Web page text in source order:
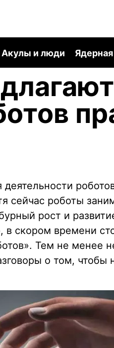
Акулы и люди
сейчас роботы
рост и
в скором времени
Тем не менее
о том, чтобы